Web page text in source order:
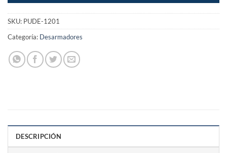
SKU: PUDE-1201
Categoría: Desarmadores
DESCRIPCIÓN